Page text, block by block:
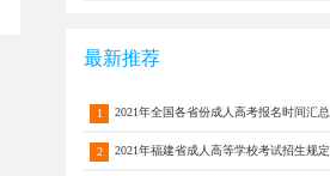
最新推荐
1 2021年全国各省份成人高考报名时间汇总
2 2021年福建省成人高等学校考试招生规定